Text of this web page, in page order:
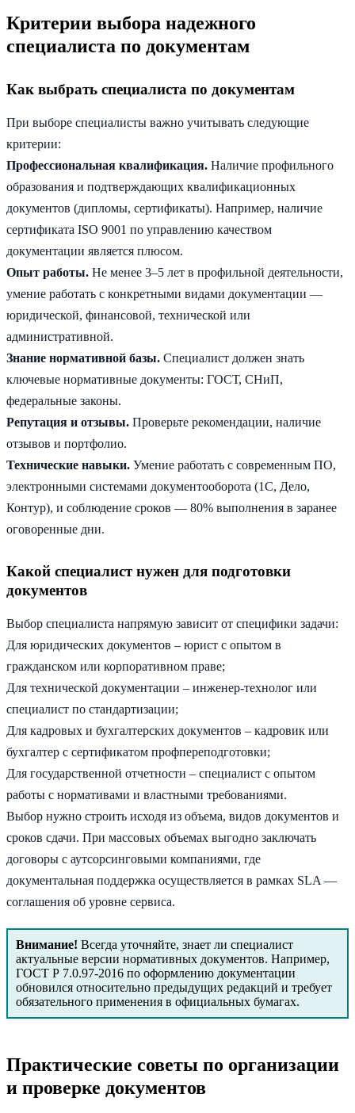
Критерии выбора надежного
специалиста по документам
Как выбрать специалиста по документам
При выборе специалисты важно учитывать следующие
критерии:
Профессиональная квалификация. Наличие профильного
образования и подтверждающих квалификационных
документов (дипломы, сертификаты). Например, наличие
сертификата ISO 9001 по управлению качеством
документации является плюсом.
Опыт работы. Не менее 3–5 лет в профильной деятельности,
умение работать с конкретными видами документации —
юридической, финансовой, технической или
административной.
Знание нормативной базы. Специалист должен знать
ключевые нормативные документы: ГОСТ, СНиП,
федеральные законы.
Репутация и отзывы. Проверьте рекомендации, наличие
отзывов и портфолио.
Технические навыки. Умение работать с современным ПО,
электронными системами документооборота (1С, Дело,
Контур), и соблюдение сроков — 80% выполнения в заранее
оговоренные дни.
Какой специалист нужен для подготовки
документов
Выбор специалиста напрямую зависит от специфики задачи:
Для юридических документов – юрист с опытом в
гражданском или корпоративном праве;
Для технической документации – инженер-технолог или
специалист по стандартизации;
Для кадровых и бухгалтерских документов – кадровик или
бухгалтер с сертификатом профпереподготовки;
Для государственной отчетности – специалист с опытом
работы с нормативами и властными требованиями.
Выбор нужно строить исходя из объема, видов документов и
сроков сдачи. При массовых объемах выгодно заключать
договоры с аутсорсинговыми компаниями, где
документальная поддержка осуществляется в рамках SLA —
соглашения об уровне сервиса.
Внимание! Всегда уточняйте, знает ли специалист
актуальные версии нормативных документов. Например,
ГОСТ Р 7.0.97-2016 по оформлению документации
обновился относительно предыдущих редакций и требует
обязательного применения в официальных бумагах.
Практические советы по организации
и проверке документов